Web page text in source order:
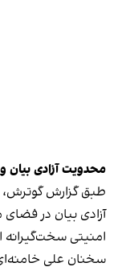
محدویت آزادی بیان
طبق گزارش گوترش،
آزادی بیان در
امنیتی سخت‌گیرانه